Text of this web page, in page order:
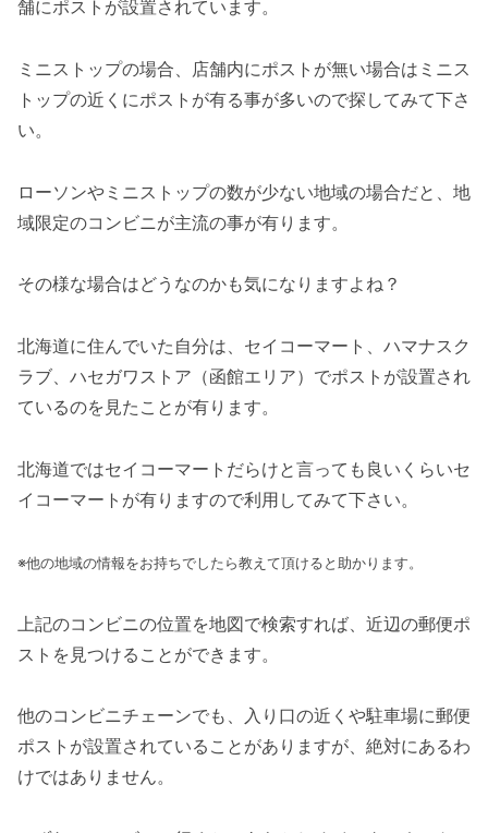
舗にポストが設置されています。
ミニストップの場合、店舗内にポストが無い場合はミニス
トップの近くにポストが有る事が多いので探してみて下さ
い。
ローソンやミニストップの数が少ない地域の場合だと、地
域限定のコンビニが主流の事が有ります。
その様な場合はどうなのかも気になりますよね？
北海道に住んでいた自分は、セイコーマート、ハマナスク
ラブ、ハセガワストア（函館エリア）でポストが設置され
ているのを見たことが有ります。
北海道ではセイコーマートだらけと言っても良いくらいセ
イコーマートが有りますので利用してみて下さい。
※他の地域の情報をお持ちでしたら教えて頂けると助かります。
上記のコンビニの位置を地図で検索すれば、近辺の郵便ポ
ストを見つけることができます。
他のコンビニチェーンでも、入り口の近くや駐車場に郵便
ポストが設置されていることがありますが、絶対にあるわ
けではありません。